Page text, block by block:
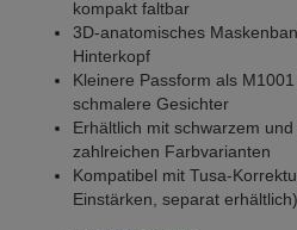
kompakt faltbar
3D-anatomisches
Hinterkopf
Kleinere Passform als
schmalere Gesichter
Erhältlich mit schwarzem
zahlreichen Farbvarianten
Kompatibel mit Tusa-
Einstärken, separat erhältlich)